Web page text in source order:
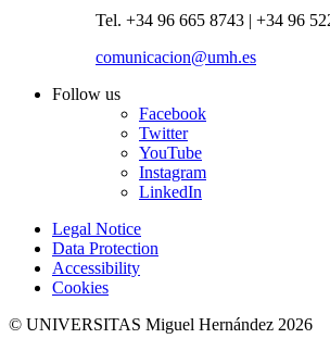
Tel. +34 96 665 8743 | +34 96
comunicacion@umh.es
Follow us
Facebook
Twitter
YouTube
Instagram
LinkedIn
Legal Notice
Data Protection
Accessibility
Cookies
© UNIVERSITAS Miguel Hernández 2026